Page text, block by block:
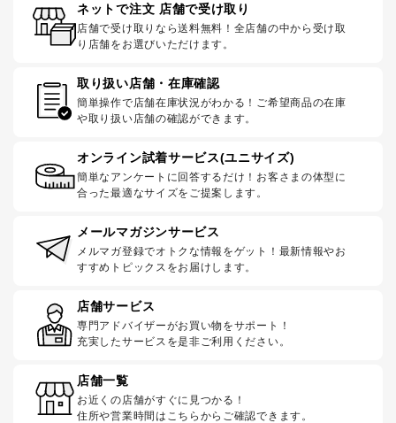
ネットで注文 店舗で受け取り
店舗で受け取りなら送料無料！全店舗の中から受け取
り店舗をお選びいただけます。
取り扱い店舗・在庫確認
簡単操作で店舗在庫状況がわかる！ご希望商品の在庫
や取り扱い店舗の確認ができます。
オンライン試着サービス(ユニサイズ)
簡単なアンケートに回答するだけ！お客さまの体型に
合った最適なサイズをご提案します。
メールマガジンサービス
メルマガ登録でオトクな情報をゲット！最新情報やお
すすめトピックスをお届けします。
店舗サービス
専門アドバイザーがお買い物をサポート！
充実したサービスを是非ご利用ください。
店舗一覧
お近くの店舗がすぐに見つかる！
住所や営業時間はこちらからご確認できます。